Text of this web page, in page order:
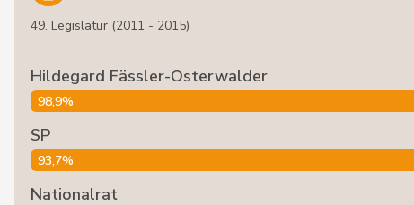
49. Legislatur (2011 - 2015)
Hildegard Fässler-Osterwalder
98,9%
SP
93,7%
Nationalrat